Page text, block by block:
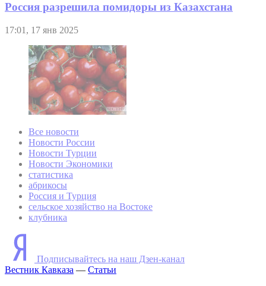
Россия разрешила помидоры из Казахстана
17:01, 17 янв 2025
Все новости
Новости России
Новости Турции
Новости Экономики
статистика
абрикосы
Россия и Турция
сельское хозяйство на Востоке
клубника
Подписывайтесь на наш Дзен-канал
Вестник Кавказа — Статьи